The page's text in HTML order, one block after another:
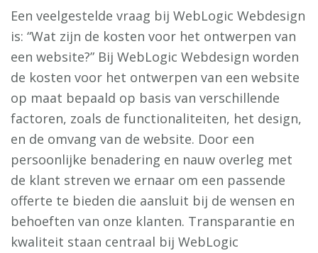
Een veelgestelde vraag bij WebLogic Webdesign
is: “Wat zijn de kosten voor het ontwerpen van
een website?” Bij WebLogic Webdesign worden
de kosten voor het ontwerpen van een website
op maat bepaald op basis van verschillende
factoren, zoals de functionaliteiten, het design,
en de omvang van de website. Door een
persoonlijke benadering en nauw overleg met
de klant streven we ernaar om een passende
offerte te bieden die aansluit bij de wensen en
behoeften van onze klanten. Transparantie en
kwaliteit staan centraal bij WebLogic